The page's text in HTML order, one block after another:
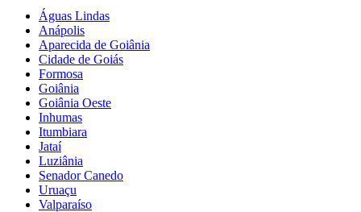
Águas Lindas
Anápolis
Aparecida de Goiânia
Cidade de Goiás
Formosa
Goiânia
Goiânia Oeste
Inhumas
Itumbiara
Jataí
Luziânia
Senador Canedo
Uruaçu
Valparaíso